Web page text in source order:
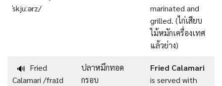
ˈskjuːərz/
marinated and
grilled. (ไก่เสียบ
ไม้หมักเครื่องเทศ
แล้วย่าง)
🔊 Fried
Calamari /fraɪd
ปลาหมึกทอด
กรอบ
Fried Calamari
is served with